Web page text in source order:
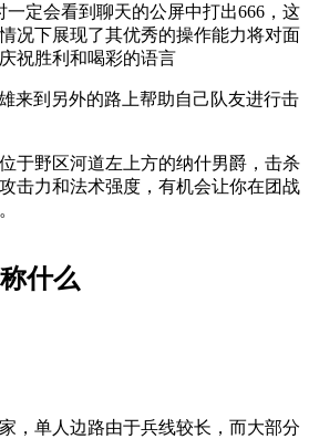
一定会看到聊天的公屏中打出666，这
况下展现了其优秀的操作能力将对面
祝胜利和喝彩的语言
来到另外的路上帮助自己队友进行击
于野区河道左上方的纳什男爵，击杀
击力和法术强度，有机会让你在团战
什么
，单人边路由于兵线较长，而大部分